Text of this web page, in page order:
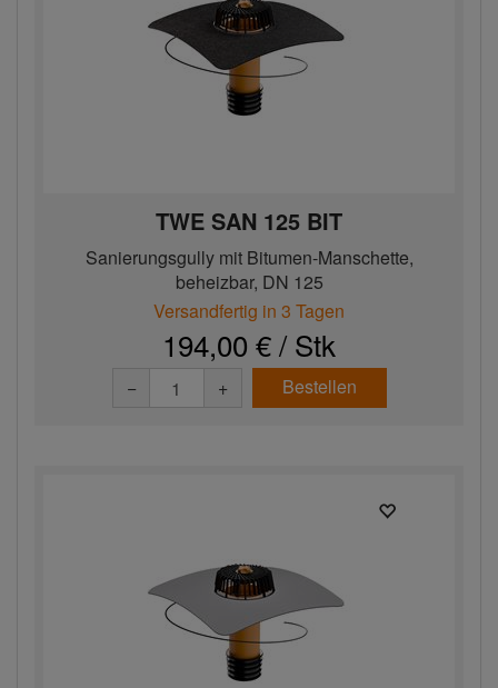
TWE SAN 125 BIT
Sanierungsgully mit Bitumen-Manschette,
beheizbar, DN 125
Versandfertig in 3 Tagen
194,00 € / Stk
− + Bestellen